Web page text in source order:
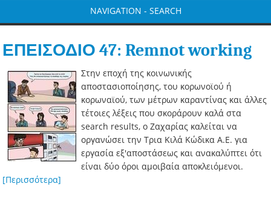
NAVIGATION - SEARCH
ΕΠΕΙΣΟΔΙΟ 47: Remnot working
Στην εποχή της κοινωνικής
αποστασιοποίησης, του κορωνοϊού ή
κορωναϊού, των μέτρων καραντίνας και άλλες
τέτοιες λέξεις που σκοράρουν καλά στα
search results, ο Ζαχαρίας καλείται να
οργανώσει την Τρια Κιλά Κώδικα Α.Ε. για
εργασία εξ'αποστάσεως και ανακαλύπτει ότι
είναι δύο όροι αμοιβαία αποκλειόμενοι.
[Περισσότερα]